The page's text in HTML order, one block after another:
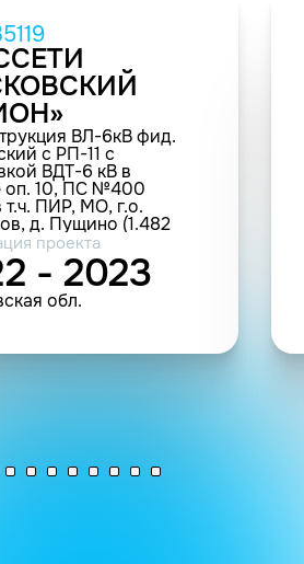
ВЛ-6кВ фид.
с РП-11 с
ВДТ-6 кВ в
оп. 10, ПС №400
т.ч. ПИР, МО, г.о.
д. Пущино (1.482
проекта
- 2023
обл.